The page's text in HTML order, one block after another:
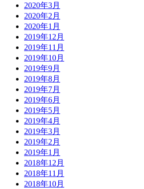
2020年3月
2020年2月
2020年1月
2019年12月
2019年11月
2019年10月
2019年9月
2019年8月
2019年7月
2019年6月
2019年5月
2019年4月
2019年3月
2019年2月
2019年1月
2018年12月
2018年11月
2018年10月